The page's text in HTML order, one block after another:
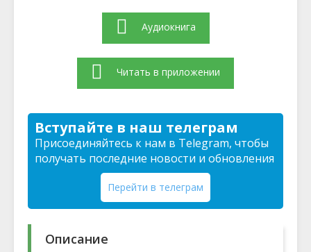
Аудиокнига
Читать в приложении
Вступайте в наш телеграм
Присоединяйтесь к нам в Telegram, чтобы
получать последние новости и обновления
Перейти в телеграм
Описание